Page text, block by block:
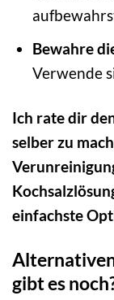
Bewahre
Verwende
Ich rate dir
selber zu
einfachste
gibt es